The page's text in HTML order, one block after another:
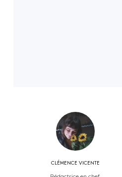
CLÉMENCE VICENTE